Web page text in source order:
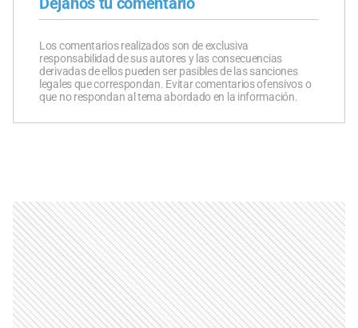
Los comentarios realizados son de exclusiva
responsabilidad de sus autores y las consecuencias
derivadas de ellos pueden ser pasibles de las sanciones
legales que correspondan. Evitar comentarios ofensivos o
que no respondan al tema abordado en la información.